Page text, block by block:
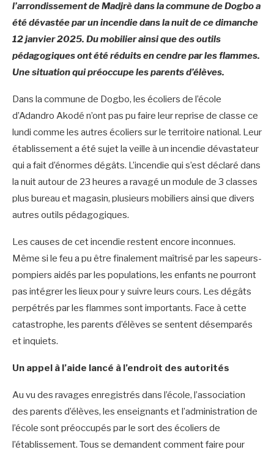
l’arrondissement de Madjrè dans la commune de Dogbo a
été dévastée par un incendie dans la nuit de ce dimanche
12 janvier 2025. Du mobilier ainsi que des outils
pédagogiques ont été réduits en cendre par les flammes.
Une situation qui préoccupe les parents d’élèves.
Dans la commune de Dogbo, les écoliers de l’école
d’Adandro Akodé n’ont pas pu faire leur reprise de classe ce
lundi comme les autres écoliers sur le territoire national. Leur
établissement a été sujet la veille à un incendie dévastateur
qui a fait d’énormes dégâts. L’incendie qui s’est déclaré dans
la nuit autour de 23 heures a ravagé un module de 3 classes
plus bureau et magasin, plusieurs mobiliers ainsi que divers
autres outils pédagogiques.
Les causes de cet incendie restent encore inconnues.
Même si le feu a pu être finalement maîtrisé par les sapeurs-
pompiers aidés par les populations, les enfants ne pourront
pas intégrer les lieux pour y suivre leurs cours. Les dégâts
perpétrés par les flammes sont importants. Face à cette
catastrophe, les parents d’élèves se sentent désemparés
et inquiets.
Un appel à l’aide lancé à l’endroit des autorités
Au vu des ravages enregistrés dans l’école, l’association
des parents d’élèves, les enseignants et l’administration de
l’école sont préoccupés par le sort des écoliers de
l’établissement. Tous se demandent comment faire pour